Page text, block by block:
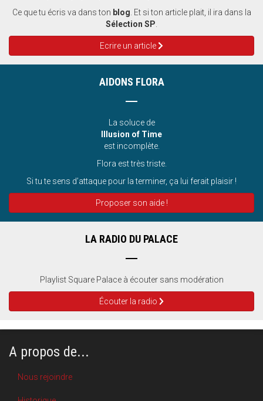
Ce que tu écris va dans ton blog . Et si ton article plait, il ira dans la
Sélection SP
Ecrire un article
AIDONS FLORA
La soluce de
Illusion of Time
est incomplète.
Flora est très triste.
Si tu te sens d’attaque pour la terminer, ça lui ferait plaisir !
Proposer son aide !
LA RADIO DU PALACE
Playlist Square Palace à écouter sans modération
Écouter la radio
A propos de...
Nous rejoindre